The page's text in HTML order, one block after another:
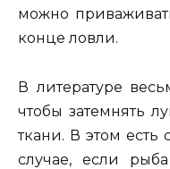
можно
конце ловли.
В литературе
чтобы затемнять
ткани. В этом есть
случае, если